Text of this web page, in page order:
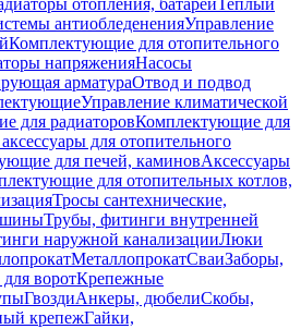
отопления, батареиТеплый
антиобледененияУправление
Комплектующие для отопительного
напряженияНасосы
арматураОтвод и подвод
Управление климатической
для радиаторовКомплектующие для
для отопительного
для печей, каминовАксессуары
для отопительных котлов,
Тросы сантехнические,
Трубы, фитинги внутренней
наружной канализацииЛюки
МеталлопрокатСваиЗаборы,
воротКрепежные
ГвоздиАнкеры, дюбелиСкобы,
крепежГайки,